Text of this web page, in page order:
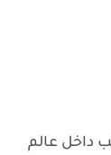
داخل عالم